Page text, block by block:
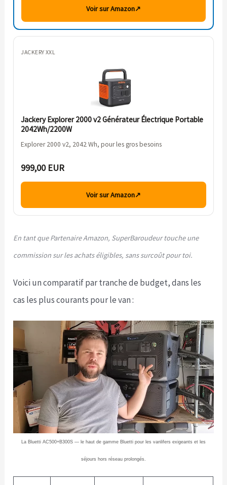
Voir sur Amazon↗
JACKERY XXL
Jackery Explorer 2000 v2 Générateur Électrique Portable
2042Wh/2200W
Explorer 2000 v2, 2042 Wh, pour les gros besoins
999,00 EUR
Voir sur Amazon↗
En tant que Partenaire Amazon, SuperBaroudeur touche une
commission sur les achats éligibles, sans surcoût pour toi.
Voici un comparatif par tranche de budget, dans les
cas les plus courants pour le van :
La Bluetti AC500+B300S — le haut de gamme Bluetti pour les vanlifers exigeants et les
séjours hors réseau prolongés.